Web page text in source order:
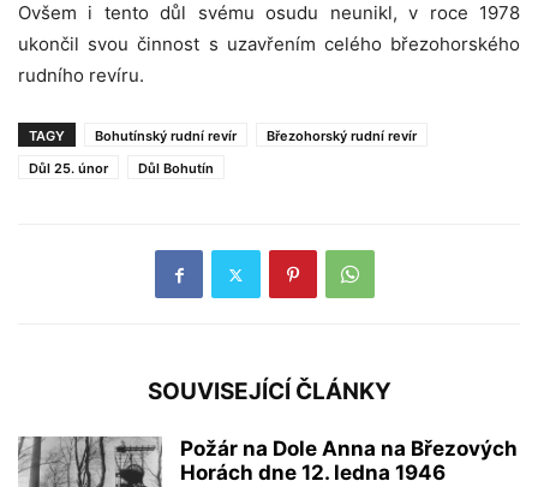
Ovšem i tento důl svému osudu neunikl, v roce 1978
ukončil svou činnost s uzavřením celého březohorského
rudního revíru.
TAGY Bohutínský rudní revír
Březohorský rudní revír
Důl 25. únor
Důl Bohutín
SOUVISEJÍCÍ ČLÁNKY
Požár na Dole Anna na Březových
Horách dne 12. ledna 1946